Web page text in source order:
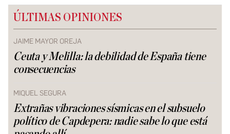
ÚLTIMAS OPINIONES
JAIME MAYOR OREJA
Ceuta y Melilla: la debilidad de España tiene
consecuencias
MIQUEL SEGURA
Extrañas vibraciones sísmicas en el subsuelo
político de Capdepera: nadie sabe lo que está